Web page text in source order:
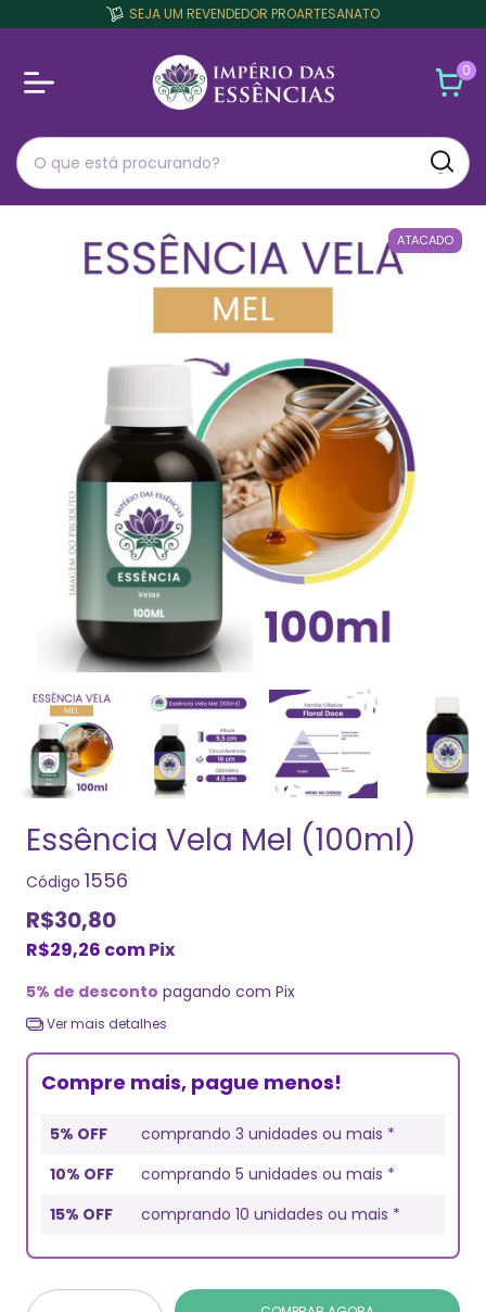
SEJA UM REVENDEDOR PROARTESANATO
0
ATACADO
Essência Vela Mel (100ml)
Código 1556
R$30,80
R$29,26 comPix
5% de desconto pagando com Pix
Ver mais detalhes
Compre mais, pague menos!
5% OFF
comprando 3 unidades ou mais *
10% OFF
comprando 5 unidades ou mais *
15% OFF
comprando 10 unidades ou mais *